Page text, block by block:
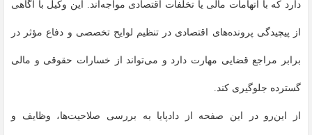
دارد که با اتهامات مالی یا تخلفات اقتصادی مواجه‌اند. این وکیل با آگاهی
از پیچیدگی پرونده‌های اقتصادی در تنظیم لوایح تخصصی و دفاع مؤثر در
برابر مراجع قضایی مهارت دارد و می‌تواند از خسارات حقوقی و مالی
گسترده جلوگیری کند.
از این‌رو در این صفحه از دادپایا به بررسی صلاحیت‌ها، وظایف و